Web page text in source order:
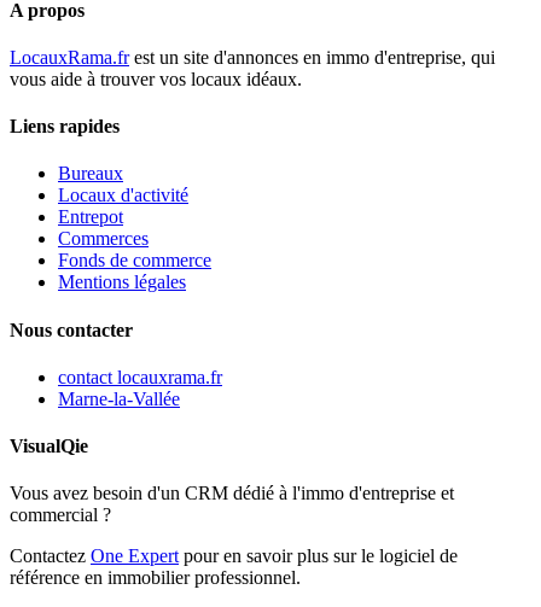
A propos
LocauxRama.frest un site d'annonces en immo d'entreprise, qui
vous aide à trouver vos locaux idéaux.
Liens rapides
Bureaux
Locaux d'activité
Entrepot
Commerces
Fonds de commerce
Mentions légales
Nous contacter
contact locauxrama.fr
Marne-la-Vallée
VisualQie
Vous avez besoin d'un CRM dédié à l'immo d'entreprise et
commercial ?
Contactez One Expertpour en savoir plus sur le logiciel de
référence en immobilier professionnel.